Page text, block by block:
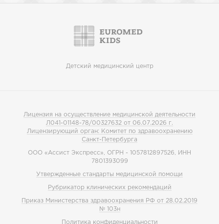
Детский медицинский центр
Лицензия на осуществление медицинской деятельности
Л041-01148-78/00327632 от 06.07.2026 г.
Лицензирующий орган: Комитет по здравоохранению
Санкт-Петербурга
ООО «Ассист Экспресс», ОГРН - 1057812897526, ИНН
7801393099
Утвержденные стандарты медицинской помощи
Рубрикатор клинических рекомендаций
Приказ Министерства здравоохранения РФ от 28.02.2019
№ 103н
Политика конфиденциальности